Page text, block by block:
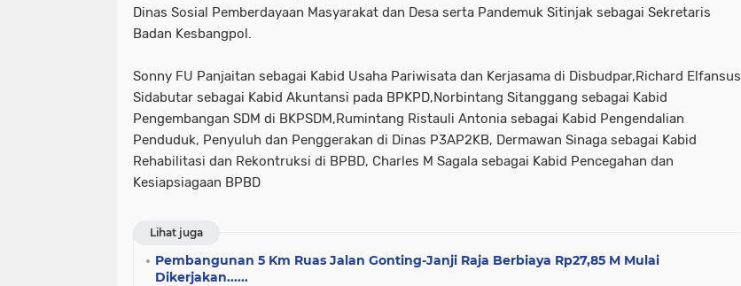
Dinas Sosial Pemberdayaan Masyarakat dan Desa serta Pandemuk Sitinjak sebagai Sekretaris
Badan Kesbangpol.
Sonny FU Panjaitan sebagai Kabid Usaha Pariwisata dan Kerjasama di Disbudpar,Richard Elfansus
Sidabutar sebagai Kabid Akuntansi pada BPKPD,Norbintang Sitanggang sebagai Kabid
Pengembangan SDM di BKPSDM,Rumintang Ristauli Antonia sebagai Kabid Pengendalian
Penduduk, Penyuluh dan Penggerakan di Dinas P3AP2KB, Dermawan Sinaga sebagai Kabid
Rehabilitasi dan Rekontruksi di BPBD, Charles M Sagala sebagai Kabid Pencegahan dan
Kesiapsiagaan BPBD
Lihat juga
Pembangunan 5 Km Ruas Jalan Gonting-Janji Raja Berbiaya Rp27,85 M Mulai
Dikerjakan......